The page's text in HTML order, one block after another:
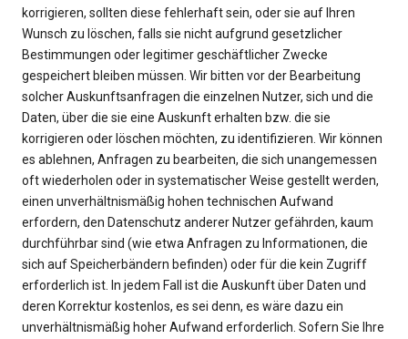
korrigieren, sollten diese fehlerhaft sein, oder sie auf Ihren
Wunsch zu löschen, falls sie nicht aufgrund gesetzlicher
Bestimmungen oder legitimer geschäftlicher Zwecke
gespeichert bleiben müssen. Wir bitten vor der Bearbeitung
solcher Auskunftsanfragen die einzelnen Nutzer, sich und die
Daten, über die sie eine Auskunft erhalten bzw. die sie
korrigieren oder löschen möchten, zu identifizieren. Wir können
es ablehnen, Anfragen zu bearbeiten, die sich unangemessen
oft wiederholen oder in systematischer Weise gestellt werden,
einen unverhältnismäßig hohen technischen Aufwand
erfordern, den Datenschutz anderer Nutzer gefährden, kaum
durchführbar sind (wie etwa Anfragen zu Informationen, die
sich auf Speicherbändern befinden) oder für die kein Zugriff
erforderlich ist. In jedem Fall ist die Auskunft über Daten und
deren Korrektur kostenlos, es sei denn, es wäre dazu ein
unverhältnismäßig hoher Aufwand erforderlich. Sofern Sie Ihre